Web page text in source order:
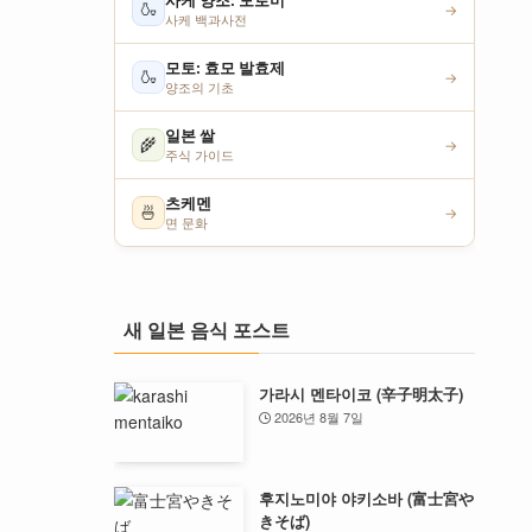
🍶
사케 백과사전
→
🍶 모토: 효모 발효제
양조의 기초
→
🌾 일본 쌀
주식 가이드
→
🍜 츠케멘
면 문화
→
새 일본 음식 포스트
가라시 멘타이코 (辛子明太子)
2026년 8월 7일
후지노미야 야키소바 (富士宮や
きそば)